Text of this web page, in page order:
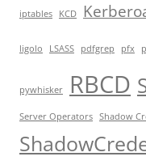
iptables KCD
ligolo LSASS pdfgrep pfx
pywhisker RBCD
Server Operators Shadow